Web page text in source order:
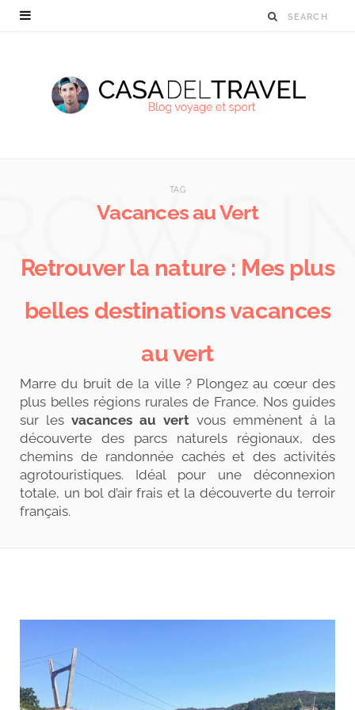
TAG
Vacances au Vert
Retrouver la nature : Mes plus
belles destinations vacances
au vert
Marre du bruit de la ville ? Plongez au cœur des
plus belles régions rurales de France. Nos guides
sur les vacances au vert vous emmènent à la
découverte des parcs naturels régionaux, des
chemins de randonnée cachés et des activités
agrotouristiques. Idéal pour une déconnexion
totale, un bol d’air frais et la découverte du terroir
français.